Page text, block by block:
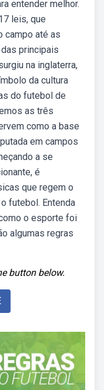
entender melhor.
leis, que
campo até as
principais
na inglaterra,
da cultura
do futebol de
as três
como a base
em campos
a se
é
que regem o
futebol. Entenda
o esporte foi
algumas regras
button below.